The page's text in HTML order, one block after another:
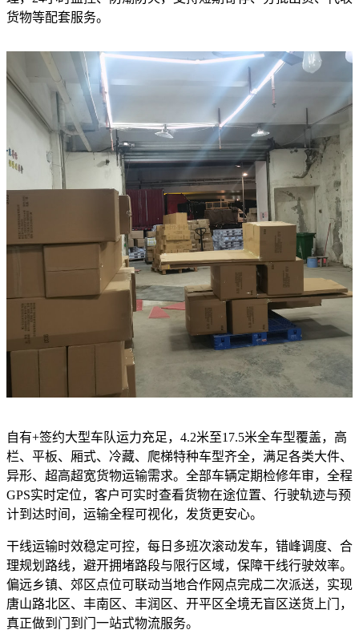
货物等配套服务。
自有+签约大型车队运力充足，4.2米至17.5米全车型覆盖，高
栏、平板、厢式、冷藏、爬梯特种车型齐全，满足各类大件、
异形、超高超宽货物运输需求。全部车辆定期检修年审，全程
GPS实时定位，客户可实时查看货物在途位置、行驶轨迹与预
计到达时间，运输全程可视化，发货更安心。
干线运输时效稳定可控，每日多班次滚动发车，错峰调度、合
理规划路线，避开拥堵路段与限行区域，保障干线行驶效率。
偏远乡镇、郊区点位可联动当地合作网点完成二次派送，实现
唐山路北区、丰南区、丰润区、开平区全境无盲区送货上门，
真正做到门到门一站式物流服务。